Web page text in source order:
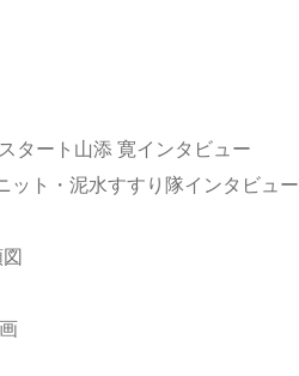
タート山添 寛インタビュー
ット・泥水すすり隊インタビュー